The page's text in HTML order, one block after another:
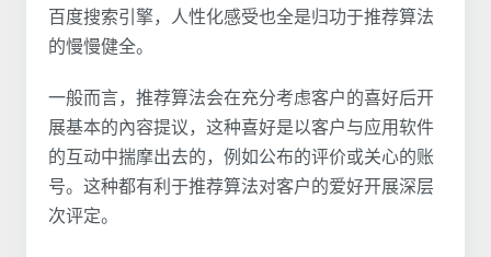
百度搜索引擎，人性化感受也全是归功于推荐算法
的慢慢健全。
一般而言，推荐算法会在充分考虑客户的喜好后开
展基本的內容提议，这种喜好是以客户与应用软件
的互动中揣摩出去的，例如公布的评价或关心的账
号。这种都有利于推荐算法对客户的爱好开展深层
次评定。